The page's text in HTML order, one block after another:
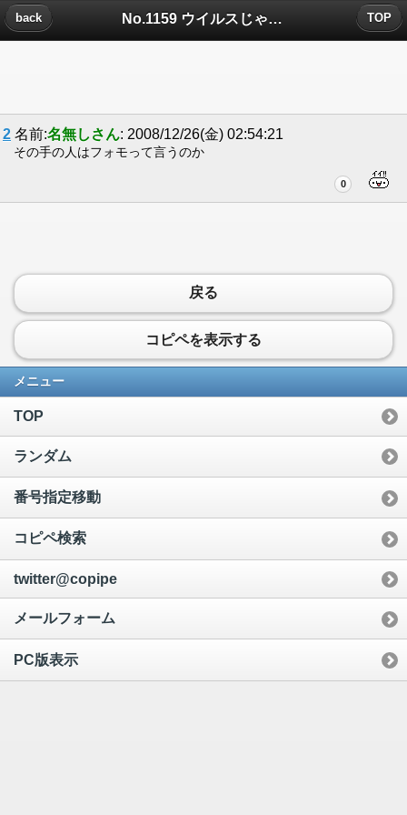
No.1159 ウイルスじゃない？についたコメント
back TOP
2 名前:名無しさん: 2008/12/26(金) 02:54:21
その手の人はフォモって言うのか
0
戻る
コピペを表示する
メニュー
TOP
ランダム
番号指定移動
コピペ検索
twitter@copipe
メールフォーム
PC版表示